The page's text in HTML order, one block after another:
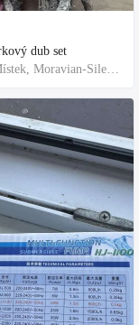
dub set
Frýdek-Místek, Moravian-Silesian Region,Others